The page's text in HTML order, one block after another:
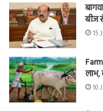
बीज
15
लाभ,
10